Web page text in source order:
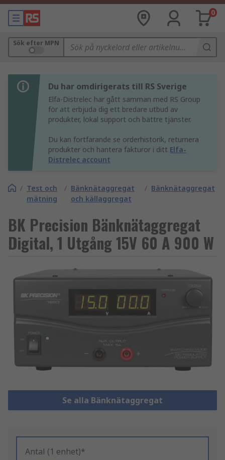
0
Sök efter MPN
Du har omdirigerats till RS Sverige
Elfa-Distrelec har gått samman med RS Group
för att erbjuda dig ett bredare utbud av
produkter, lokal support och bättre tjänster.
Du kan fortfarande se orderhistorik, returnera
produkter och hantera fakturor i ditt Elfa-
Distrelec account
/ Test och
mätning
/ Bänknätaggregat
och källaggregat
/ Bänknätaggregat
BK Precision Bänknätaggregat
Digital, 1 Utgång 15V 60 A 900 W
Se alla Bänknätaggregat
Antal (1 enhet)*